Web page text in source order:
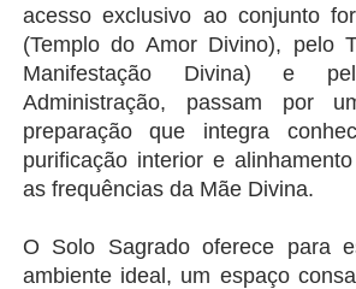
acesso exclusivo ao conjunto
(Templo do Amor Divino), pelo
Manifestação Divina) e
Administração, passam por
preparação que integra
purificação interior e
as frequências da Mãe Divina.
O Solo Sagrado oferece para
ambiente ideal, um espaço